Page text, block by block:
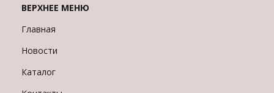
ВЕРХНЕЕ МЕНЮ
Главная
Новости
Каталог